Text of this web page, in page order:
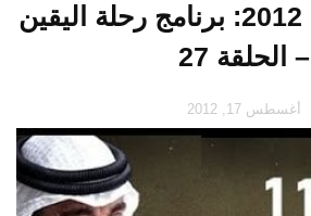
برامج رمضانية 2012: برنامج رحلة اليقين
– الحلقة 27
أغسطس 17, 2012